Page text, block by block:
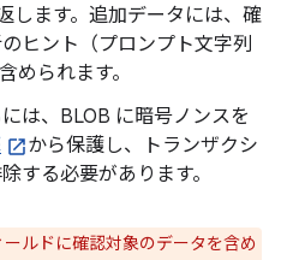
します。追加データには、確
ヒント（プロンプト文字列
められます。
は、BLOB に暗号ノンスを
から保護し、トランザクシ
する必要があります。
ルドに確認対象のデータを含め